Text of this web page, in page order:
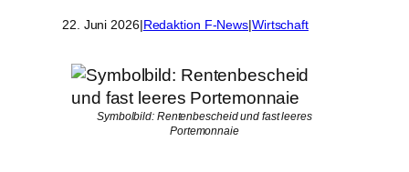
22. Juni 2026|Redaktion F-News|Wirtschaft
Symbolbild: Rentenbescheid und fast leeres
Portemonnaie